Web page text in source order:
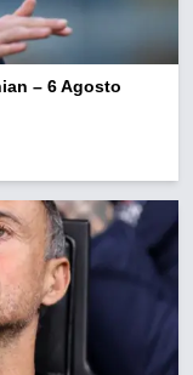
– 6 Agosto